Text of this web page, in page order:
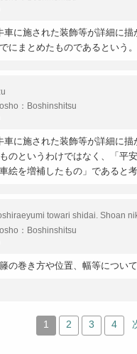
に施された装飾等が詳細に
にまとめたものであるという。
：Boshinshitsu
に施された装飾等が詳細に
のというわけではなく、「平
絵を増補したもの」であると考
towari shidai. Shoan
：Boshinshitsu
の巻き方や位置、幅等につい
1 2 3 4